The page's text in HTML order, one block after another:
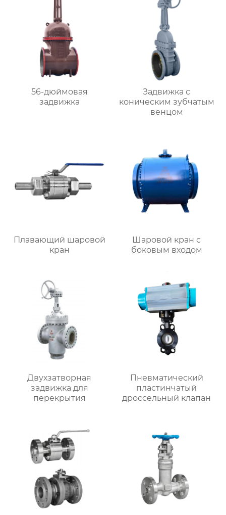
56-дюймовая
задвижка
Задвижка с
коническим зубчатым
венцом
Плавающий шаровой
кран
Шаровой кран с
боковым входом
Двухзатворная
задвижка для
перекрытия
Пневматический
пластинчатый
дроссельный клапан